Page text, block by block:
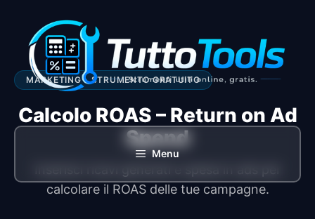
contenuto
Menu
MARKETING • STRUMENTO GRATUITO
Calcolo ROAS – Return on Ad
Spend
calcolare il ROAS delle tue campagne.